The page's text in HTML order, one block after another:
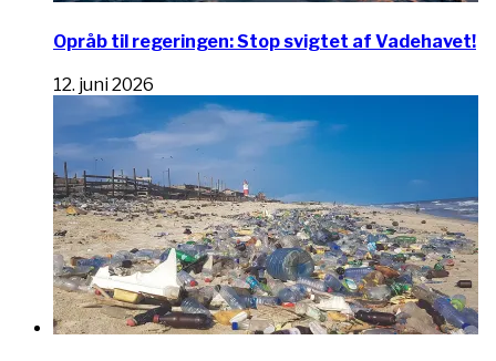
Opråb til regeringen: Stop svigtet af Vadehavet!
12. juni 2026